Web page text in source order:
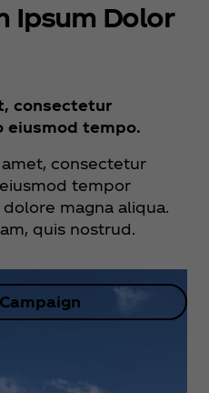
Ipsum Dolor
consectetur
eiusmod tempo.
consectetur
tempor
magna aliqua.
quis nostrud.